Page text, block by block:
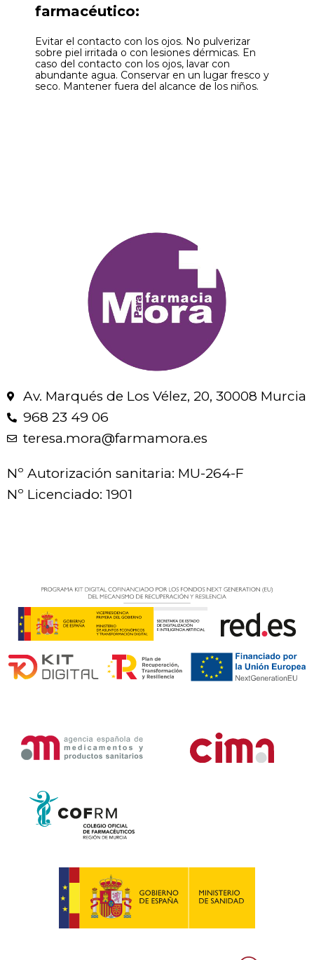
farmacéutico:
Evitar el contacto con los ojos. No pulverizar
sobre piel irritada o con lesiones dérmicas. En
caso del contacto con los ojos, lavar con
abundante agua. Conservar en un lugar fresco y
seco. Mantener fuera del alcance de los niños.
Av. Marqués de Los Vélez, 20, 30008 Murcia
968 23 49 06
teresa.mora@farmamora.es
Nº Autorización sanitaria: MU-264-F
Nº Licenciado: 1901